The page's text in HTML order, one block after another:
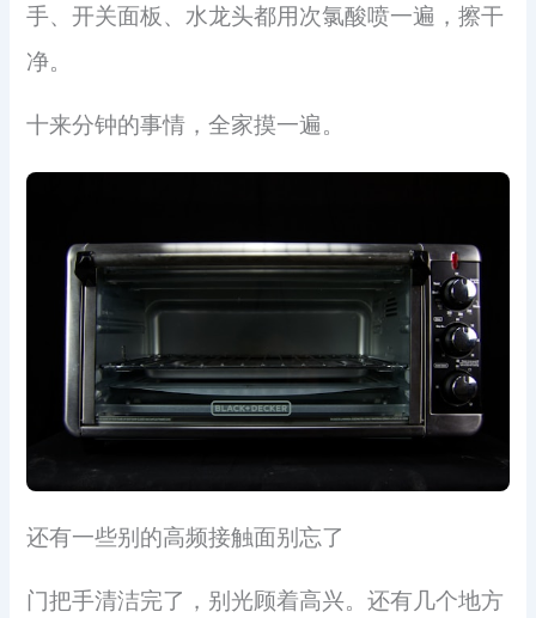
手、开关面板、水龙头都用次氯酸喷一遍，擦干
净。
十来分钟的事情，全家摸一遍。
还有一些别的高频接触面别忘了
门把手清洁完了，别光顾着高兴。还有几个地方